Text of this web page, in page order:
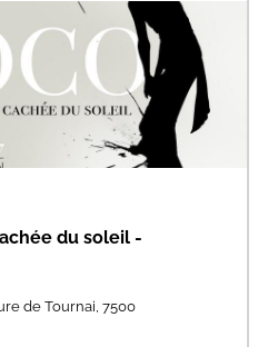
du soleil -
de Tournai, 7500